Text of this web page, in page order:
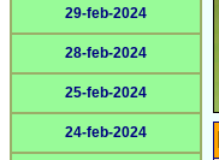
29-feb-2024
28-feb-2024
25-feb-2024
24-feb-2024